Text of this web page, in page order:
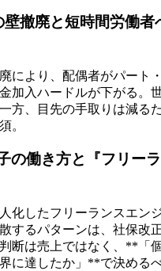
壁撤廃と短時間労働者
により、配偶者がパート
加入ハードルが下がる。
方、目先の手取りは減る
。
の働き方と『フリー
化したフリーランスエン
するパターンは、社保改
断は売上ではなく、**「
に達したか」**で決めるべ